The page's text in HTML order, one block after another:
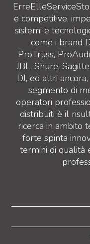
e competitive,
sistemi e
come i brand
ProTruss,
JBL, Shure,
DJ, ed altri
segmento di
operatori
distribuiti è il
ricerca in ambito
forte spinta
termini di qualità